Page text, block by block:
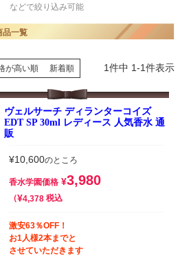
などで絞り込み可能
品一覧
が高い順 新着順 1件中 1-1件表示
ヴェルサーチ ディランターコイズ
EDT SP 30ml レディース 人気香水 通
販
¥10,600のところ
香水学園価格 ¥3,980
¥4,378 税込
激安63％OFF！
お1人様2本までと
させていただきます